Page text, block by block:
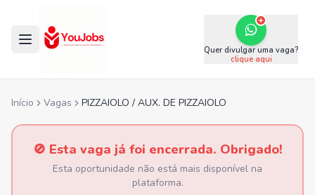
Quer divulgar uma vaga?
clique aqui
Início Vagas PIZZAIOLO / AUX. DE PIZZAIOLO
🚫 Esta vaga já foi encerrada. Obrigado!
Esta oportunidade não está mais disponível na
plataforma.